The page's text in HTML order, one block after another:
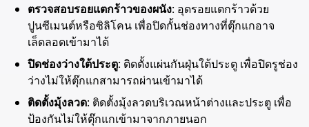
ตรวจสอบรอยแตกร้าวของผนัง: อุดรอยแตกร้าวด้วย
ปูนซีเมนต์หรือซิลิโคน เพื่อปิดกั้นช่องทางที่ตุ๊กแกอาจ
เล็ดลอดเข้ามาได้
ปิดช่องว่างใต้ประตู: ติดตั้งแผ่นกันฝุ่นใต้ประตู เพื่อปิดรูช่อง
ว่างไม่ให้ตุ๊กแกสามารถผ่านเข้ามาได้
ติดตั้งมุ้งลวด: ติดตั้งมุ้งลวดบริเวณหน้าต่างและประตู เพื่อ
ป้องกันไม่ให้ตุ๊กแกเข้ามาจากภายนอก